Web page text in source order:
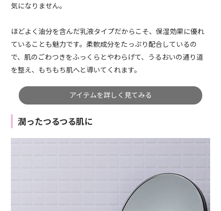
気になりません。
ほどよく油分を含んだ乳液タイプだからこそ、保湿効果に優れ
ていることも魅力です。柔軟成分をたっぷり配合しているの
で、肌のごわつきをふっくらとやわらげて、うるおいの通り道
を整え、もちもち肌へと導いてくれます。
アイテムを詳しく見てみる
潤ったつるつる肌に